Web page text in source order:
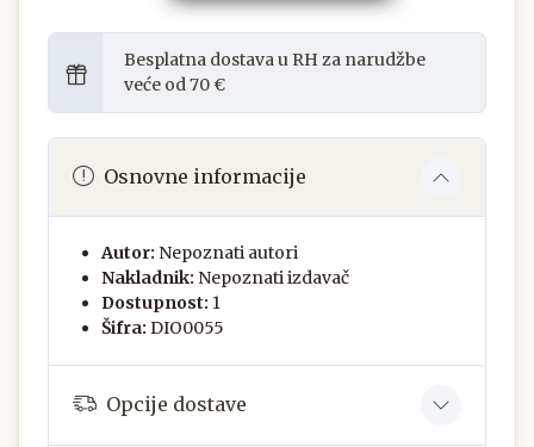
Besplatna dostava u RH za narudžbe
veće od 70 €
Osnovne informacije
Autor: Nepoznati autori
Nakladnik: Nepoznati izdavač
Dostupnost: 1
Šifra: DIO0055
Opcije dostave